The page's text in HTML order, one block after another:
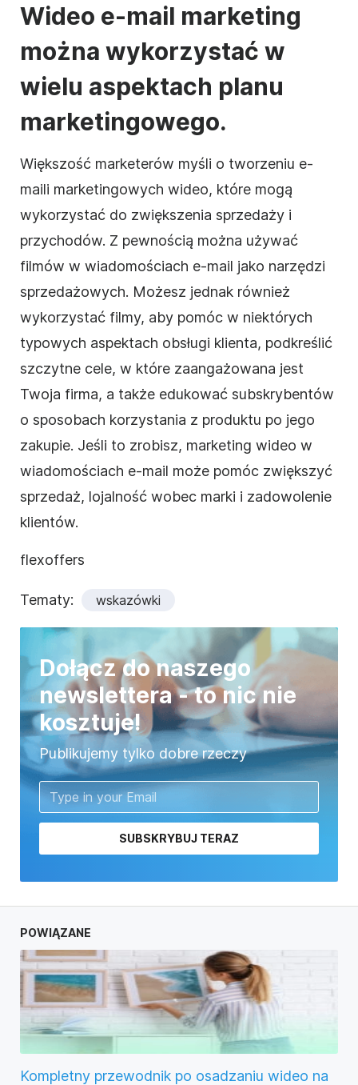
Wideo e-mail marketing
można wykorzystać w
wielu aspektach planu
marketingowego.
Większość marketerów myśli o tworzeniu e-
maili marketingowych wideo, które mogą
wykorzystać do zwiększenia sprzedaży i
przychodów. Z pewnością można używać
filmów w wiadomościach e-mail jako narzędzi
sprzedażowych. Możesz jednak również
wykorzystać filmy, aby pomóc w niektórych
typowych aspektach obsługi klienta, podkreślić
szczytne cele, w które zaangażowana jest
Twoja firma, a także edukować subskrybentów
o sposobach korzystania z produktu po jego
zakupie. Jeśli to zrobisz, marketing wideo w
wiadomościach e-mail może pomóc zwiększyć
sprzedaż, lojalność wobec marki i zadowolenie
klientów.
flexoffers
Tematy: wskazówki
Dołącz do naszego
newslettera - to nic nie
kosztuje!
Publikujemy tylko dobre rzeczy
SUBSKRYBUJ TERAZ
POWIĄZANE
Kompletny przewodnik po osadzaniu wideo na